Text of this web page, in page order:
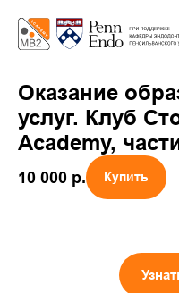
Оказание
услуг. Клуб
Academy,
10 000 р. Купить